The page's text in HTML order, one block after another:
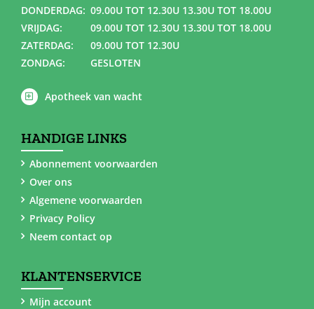
DONDERDAG: 09.00U TOT 12.30U 13.30U TOT 18.00U
VRIJDAG:
09.00U TOT 12.30U 13.30U TOT 18.00U
ZATERDAG:
09.00U TOT 12.30U
ZONDAG:
GESLOTEN
Apotheek van wacht
HANDIGE LINKS
Abonnement voorwaarden
Over ons
Algemene voorwaarden
Privacy Policy
Neem contact op
KLANTENSERVICE
Mijn account